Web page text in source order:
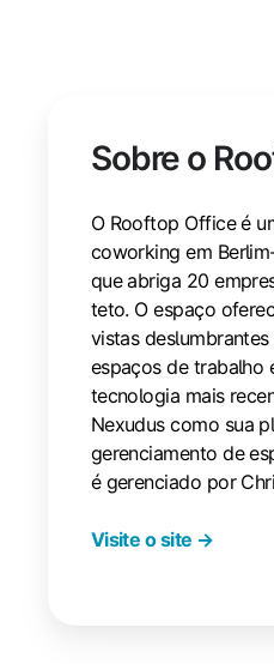
Sobre o
O Rooftop Office é
coworking em
que abriga 20
teto. O espaço
vistas
espaços de trabalho
tecnologia mais
Nexudus como sua
gerenciamento de
é gerenciado por
Visite o site →